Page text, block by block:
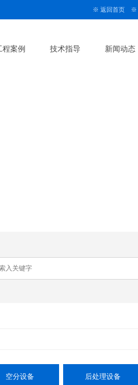
※ 返回首页 ※
程案例 技术指导 新闻动态
空分设备 后处理设备